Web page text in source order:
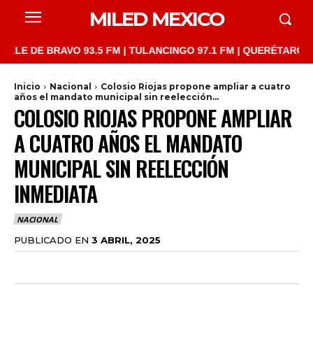
MILED MEXICO
BRAVO 93.5 FM | TULANCINGO 97.1 FM | QUERÉTARO
Inicio Nacional
Colosio Riojas propone ampliar a cuatro
años el mandato municipal sin reelección...
COLOSIO RIOJAS PROPONE AMPLIAR
A CUATRO AÑOS EL MANDATO
MUNICIPAL SIN REELECCIÓN
INMEDIATA
NACIONAL
PUBLICADO EN 3 ABRIL, 2025